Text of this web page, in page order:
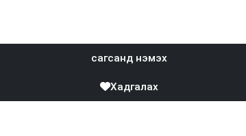
сагсанд нэмэх
Хадгалах